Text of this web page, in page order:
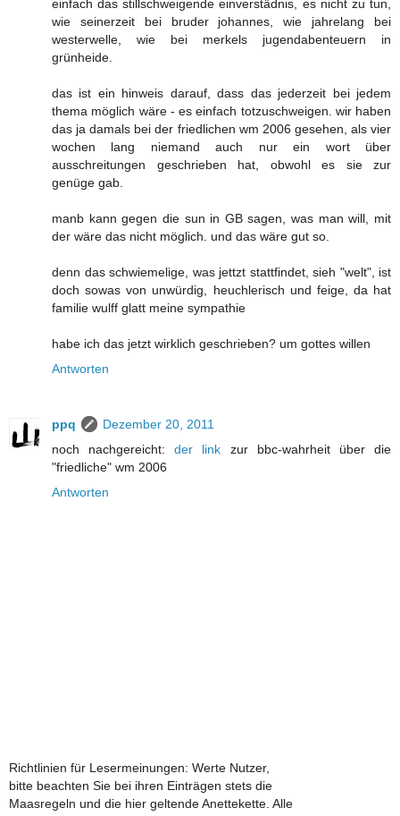
einfach das stillschweigende einverstädnis, es nicht zu tun,
wie seinerzeit bei bruder johannes, wie jahrelang bei
westerwelle, wie bei merkels jugendabenteuern in
grünheide.
das ist ein hinweis darauf, dass das jederzeit bei jedem
thema möglich wäre - es einfach totzuschweigen. wir haben
das ja damals bei der friedlichen wm 2006 gesehen, als vier
wochen lang niemand auch nur ein wort über
ausschreitungen geschrieben hat, obwohl es sie zur
genüge gab.
manb kann gegen die sun in GB sagen, was man will, mit
der wäre das nicht möglich. und das wäre gut so.
denn das schwiemelige, was jettzt stattfindet, sieh "welt", ist
doch sowas von unwürdig, heuchlerisch und feige, da hat
familie wulff glatt meine sympathie
habe ich das jetzt wirklich geschrieben? um gottes willen
Antworten
ppq
Dezember 20, 2011
noch nachgereicht:der link zur bbc-wahrheit über die
"friedliche" wm 2006
Antworten
Richtlinien für Lesermeinungen: Werte Nutzer,
bitte beachten Sie bei ihren Einträgen stets die
Maasregeln und die hier geltende Anettekette. Alle